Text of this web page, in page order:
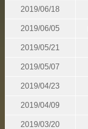
2019/06/18
2019/06/05
2019/05/21
2019/05/07
2019/04/23
2019/04/09
2019/03/20